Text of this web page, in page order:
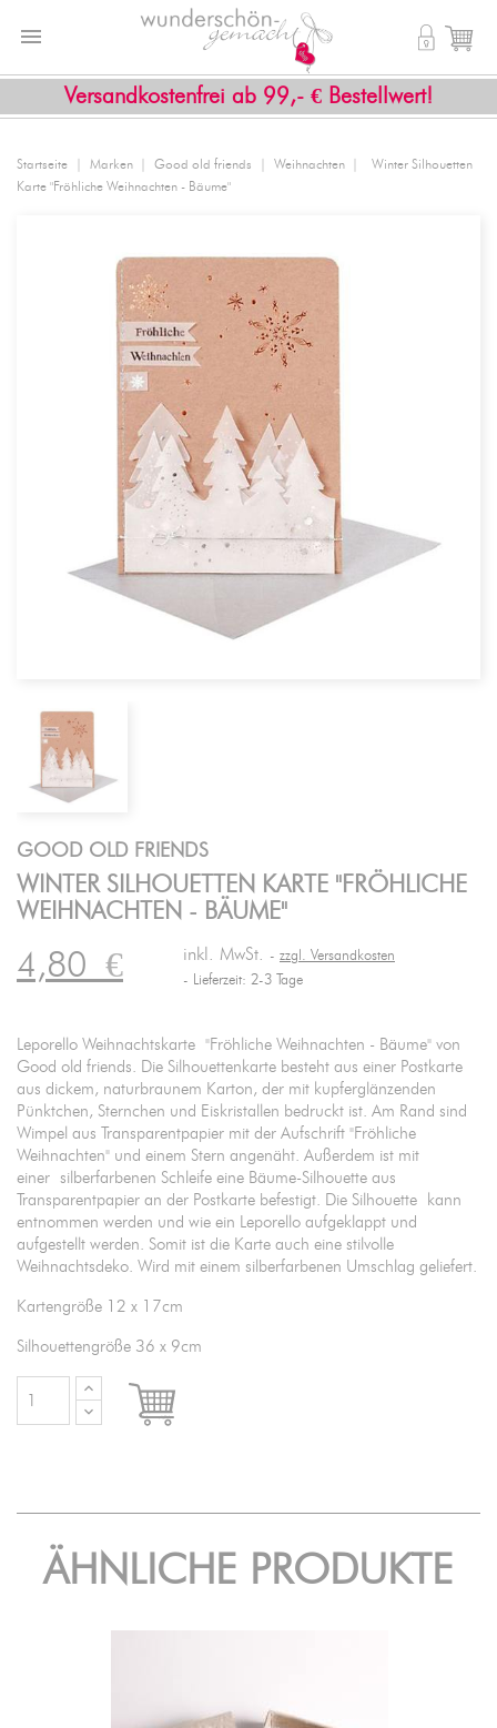
Versandkostenfrei ab 99,- € Bestellwert!
 shopping_cart

Startseite Marken Good old friends Weihnachten
Winter Silhouetten
Karte "Fröhliche Weihnachten - Bäume"
GOOD OLD FRIENDS
WINTER SILHOUETTEN KARTE "FRÖHLICHE
WEIHNACHTEN - BÄUME"
4,80€ inkl. MwSt.
zzgl. Versandkosten
Lieferzeit: 2-3 Tage
Leporello Weihnachtskarte "Fröhliche Weihnachten - Bäume" von
Good old friends. Die Silhouettenkarte besteht aus einer Postkarte
aus dickem, naturbraunem Karton, der mit kupferglänzenden
Pünktchen, Sternchen und Eiskristallen bedruckt ist. Am Rand sind
Wimpel aus Transparentpapier mit der Aufschrift "Fröhliche
Weihnachten" und einem Stern angenäht. Außerdem ist mit
einer silberfarbenen Schleife eine Bäume-Silhouette aus
Transparentpapier an der Postkarte befestigt. Die Silhouette kann
entnommen werden und wie ein Leporello aufgeklappt und
aufgestellt werden. Somit ist die Karte auch eine stilvolle
Weihnachtsdeko. Wird mit einem silberfarbenen Umschlag geliefert.
Kartengröße 12 x 17cm
Silhouettengröße 36 x 9cm

ÄHNLICHE PRODUKTE